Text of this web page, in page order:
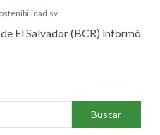
El Salvador (BCR) informó